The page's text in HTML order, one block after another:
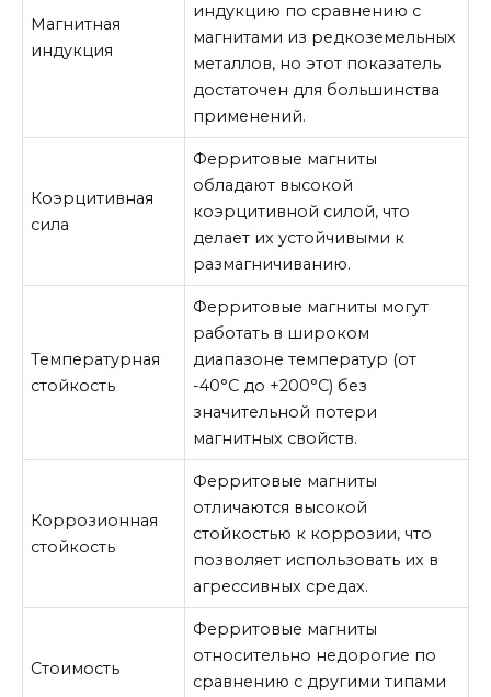
Магнитная
индукция
индукцию по сравнению с
магнитами из редкоземельных
металлов, но этот показатель
достаточен для большинства
применений.
Коэрцитивная
сила
Ферритовые магниты
обладают высокой
коэрцитивной силой, что
делает их устойчивыми к
размагничиванию.
Температурная
стойкость
Ферритовые магниты могут
работать в широком
диапазоне температур (от
-40°C до +200°C) без
значительной потери
магнитных свойств.
Коррозионная
стойкость
Ферритовые магниты
отличаются высокой
стойкостью к коррозии, что
позволяет использовать их в
агрессивных средах.
Стоимость
Ферритовые магниты
относительно недорогие по
сравнению с другими типами